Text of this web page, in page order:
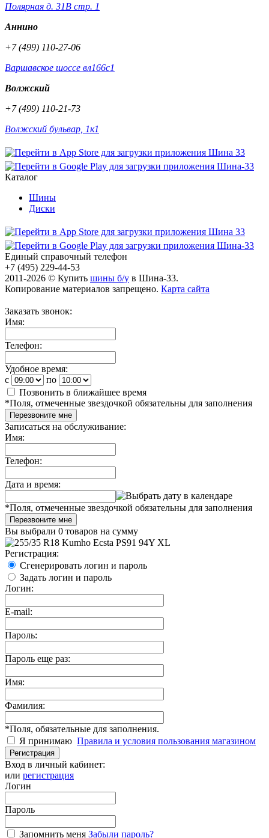
Полярная д. 31В стр. 1
Аннино
+7 (499) 110-27-06
Варшавское шоссе вл166с1
Волжский
+7 (499) 110-21-73
Волжский бульвар, 1к1
Каталог
Шины
Диски
Единый справочный телефон
+7 (495) 229-44-53
2011-2026 © Купить шины б/у в Шина-33.
Копирование материалов запрещено. Карта сайта
Заказать звонок:
Имя:
Телефон:
Удобное время:
c
по
Позвонить в ближайшее время
*Поля, отмеченные звездочкой обязательны для заполнения
Перезвоните мне
Записаться на обслуживание:
Имя:
Телефон:
Дата и время:
*Поля, отмеченные звездочкой обязательны для заполнения
Перезвоните мне
Вы выбрали 0 товаров на сумму
Регистрация:
Сгенерировать логин и пароль
Задать логин и пароль
Логин:
E-mail:
Пароль:
Пароль еще раз:
Имя:
Фамилия:
*Поля, обязательные для заполнения.
Я принимаю Правила и условия пользования магазином
Регистрация
Вход в личный кабинет:
или регистрация
Логин
Пароль
Запомнить меня Забыли пароль?